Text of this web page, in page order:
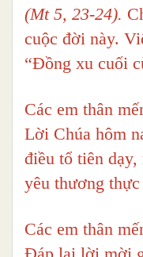
(Mt 5, 23-24).
cuộc đời này.
“Đồng xu cuối
Các em thân
Lời Chúa hôm
điều tổ tiên
yêu thương
Các em thân